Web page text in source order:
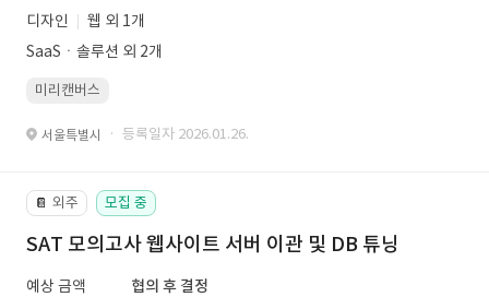
디자인
웹 외 1개
SaaSㆍ솔루션 외 2개
미리캔버스
서울특별시 · 등록일자 2026.01.26.
📔 외주 모집 중
SAT 모의고사 웹사이트 서버 이관 및 DB 튜닝
예상 금액
협의 후 결정